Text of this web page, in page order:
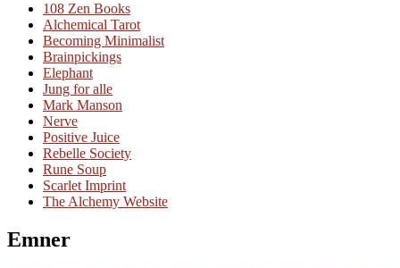
108 Zen Books
Alchemical Tarot
Becoming Minimalist
Brainpickings
Elephant
Jung for alle
Mark Manson
Nerve
Positive Juice
Rebelle Society
Rune Soup
Scarlet Imprint
The Alchemy Website
Emner